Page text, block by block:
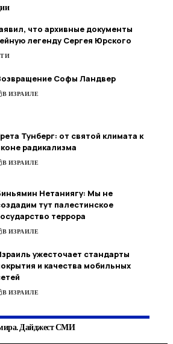
что архивные документы
легенду Сергея Юрского
Софы Ландвер
В ИЗРАИЛЕ
Тунберг: от святой климата к
радикализма
В ИЗРАИЛЕ
Нетаниягу: Мы не
тут палестинское
террора
В ИЗРАИЛЕ
ужесточает стандарты
и качества мобильных
В ИЗРАИЛЕ
Дайджест СМИ